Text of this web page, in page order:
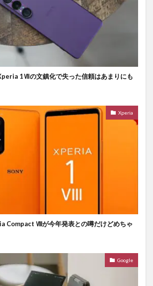
1Ⅶの文鎮化で失った信頼はあまりにも
Xperia
Compact Ⅷが今年発表との噂だけどめちゃ
Google